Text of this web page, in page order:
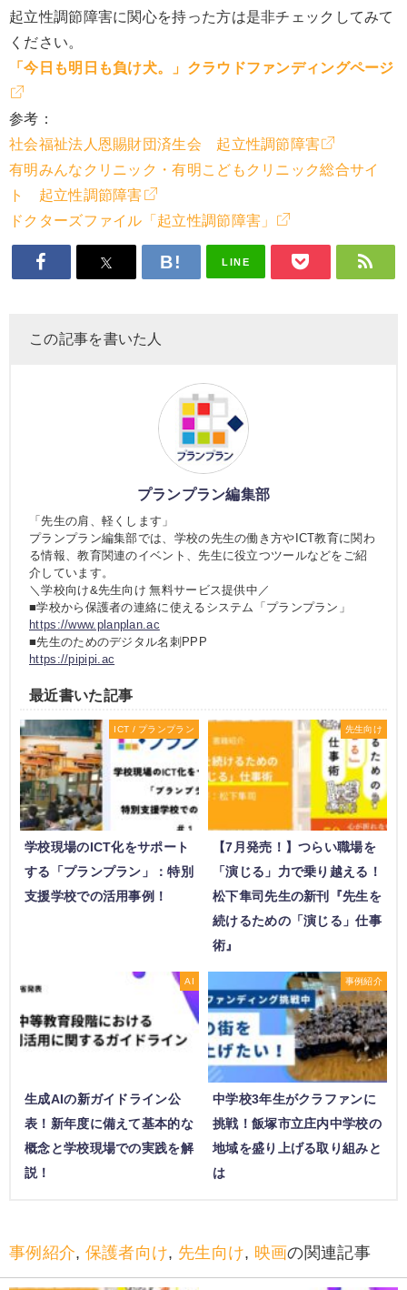
起立性調節障害に関心を持った方は是非チェックしてみて
ください。
「今日も明日も負け犬。」クラウドファンディングページ
参考：
社会福祉法人恩賜財団済生会 起立性調節障害
有明みんなクリニック・有明こどもクリニック総合サイ
ト 起立性調節障害
ドクターズファイル「起立性調節障害」
LINE
この記事を書いた人
プランプラン編集部
「先生の肩、軽くします」
プランプラン編集部では、学校の先生の働き方やICT教育に関わ
る情報、教育関連のイベント、先生に役立つツールなどをご紹
介しています。
＼学校向け&先生向け 無料サービス提供中／
■学校から保護者の連絡に使えるシステム「プランプラン」
https://www.planplan.ac
■先生のためのデジタル名刺PPP
https://pipipi.ac
最近書いた記事
ICT / プランプラン
学校現場のICT化をサポート
する「プランプラン」：特別
支援学校での活用事例！
先生向け
【7月発売！】つらい職場を
「演じる」力で乗り越える！
松下隼司先生の新刊『先生を
続けるための「演じる」仕事
術』
AI
生成AIの新ガイドライン公
表！新年度に備えて基本的な
概念と学校現場での実践を解
説！
事例紹介
中学校3年生がクラファンに
挑戦！飯塚市立庄内中学校の
地域を盛り上げる取り組みと
は
事例紹介, 保護者向け, 先生向け, 映画の関連記事